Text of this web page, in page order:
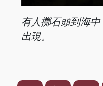
有人擲石頭到海中
出現。